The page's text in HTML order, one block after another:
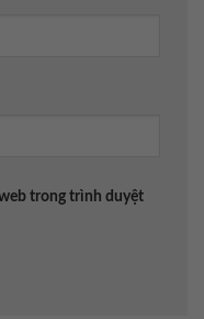
trong trình duyệt